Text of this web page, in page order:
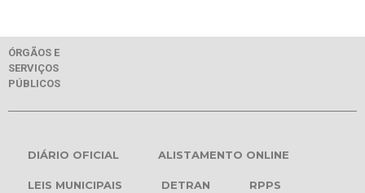
ÓRGÃOS E
SERVIÇOS
PÚBLICOS
DIÁRIO OFICIAL ALISTAMENTO ONLINE
LEIS MUNICIPAIS DETRAN RPPS